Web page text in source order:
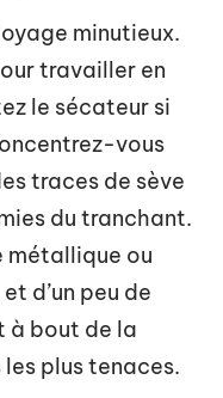
minutieux.
travailler en
le sécateur si
vous
traces de sève
du tranchant.
métallique ou
d’un peu de
à bout de la
plus tenaces.